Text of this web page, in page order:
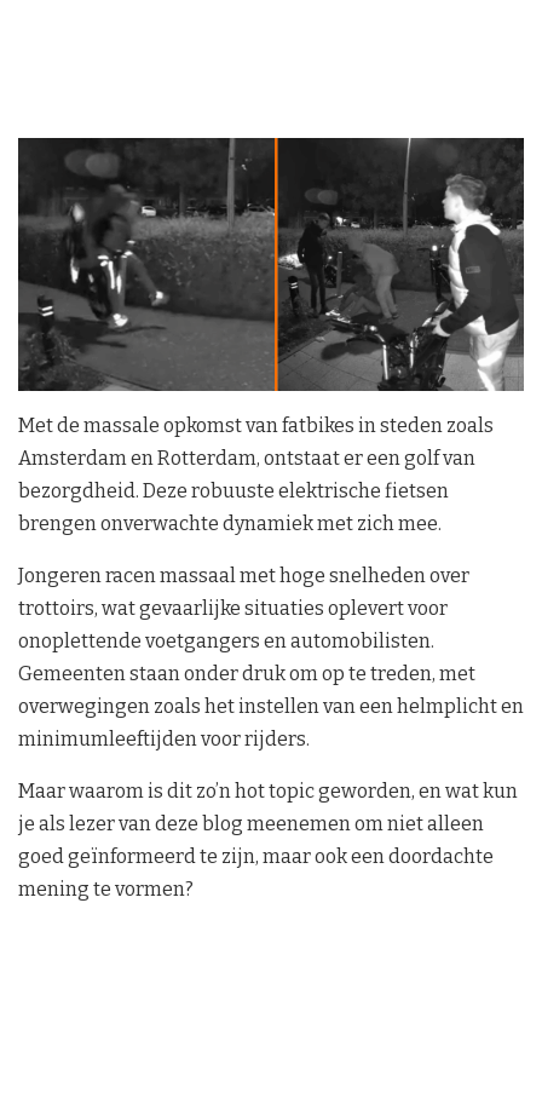
Met de massale opkomst van fatbikes in steden zoals
Amsterdam en Rotterdam, ontstaat er een golf van
bezorgdheid. Deze robuuste elektrische fietsen
brengen onverwachte dynamiek met zich mee.
Jongeren racen massaal met hoge snelheden over
trottoirs, wat gevaarlijke situaties oplevert voor
onoplettende voetgangers en automobilisten.
Gemeenten staan onder druk om op te treden, met
overwegingen zoals het instellen van een helmplicht en
minimumleeftijden voor rijders.
Maar waarom is dit zo’n hot topic geworden, en wat kun
je als lezer van deze blog meenemen om niet alleen
goed geïnformeerd te zijn, maar ook een doordachte
mening te vormen?